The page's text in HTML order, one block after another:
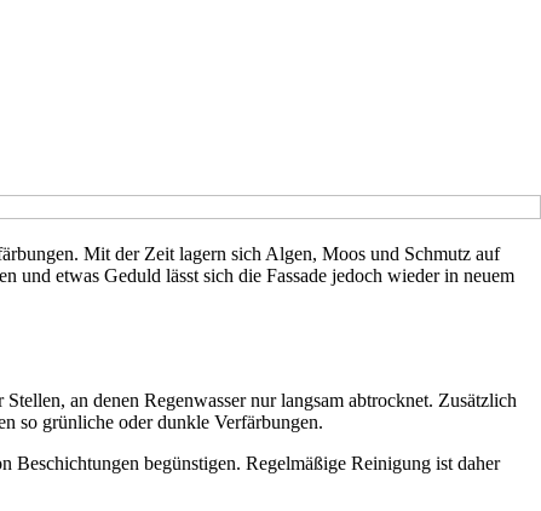
Mit der Zeit lagern sich Algen, Moos und Schmutz auf
etwas Geduld lässt sich die Fassade jedoch wieder in neuem
an denen Regenwasser nur langsam abtrocknet. Zusätzlich
so grünliche oder dunkle Verfärbungen.
begünstigen. Regelmäßige Reinigung ist daher